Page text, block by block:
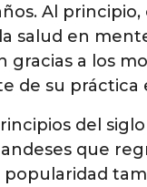
Al
salud en
gracias a los
de su práctica
del
que